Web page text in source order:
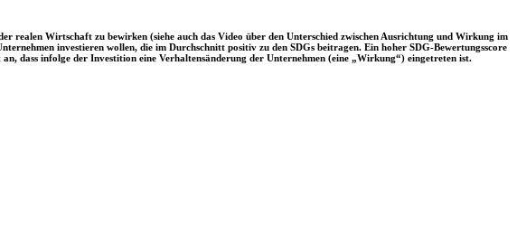
Wirtschaft zu bewirken (siehe auch das Video über den Unterschied zwischen Ausrichtung und Wirkung im
investieren wollen, die im Durchschnitt positiv zu den SDGs beitragen. Ein hoher SDG-Bewertungsscore
dass infolge der Investition eine Verhaltensänderung der Unternehmen (eine „Wirkung“) eingetreten ist.